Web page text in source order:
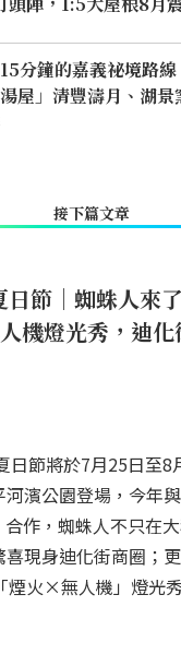
分鐘的嘉義祕境路
屋」清豐濤月、湖
接下篇文章
節｜蜘蛛人來
機燈光秀，迪化
日節將於7月25日至8
濱公園登場，今年
作，蜘蛛人不只在
現身迪化街商圈；
煙火×無人機」燈光